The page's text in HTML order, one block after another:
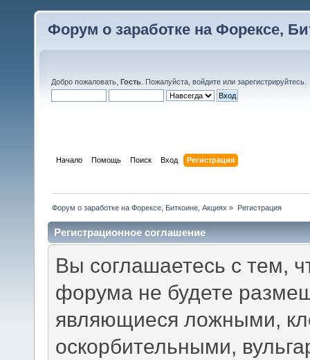
Форум о заработке на Форексе,
Добро пожаловать, Гость . Пожалуйста, войдите или зарегистрируйтесь
Начало Помощь Поиск Вход Регистрация
Форум о заработке на Форексе, Биткоине, Акциях » Регистрация
Регистрационное соглашение
Вы соглашаетесь с тем,
форума не будете
являющиеся ложными,
оскорбительными,